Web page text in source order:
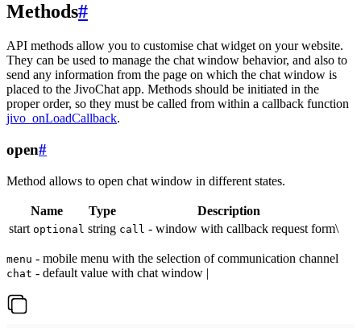
Methods#
API methods allow you to customise chat widget on your website.
They can be used to manage the chat window behavior, and also to
send any information from the page on which the chat window is
placed to the JivoChat app. Methods should be initiated in the
proper order, so they must be called from within a callback function
jivo_onLoadCallback.
open#
Method allows to open chat window in different states.
Name Type
Description
start optional string call - window with callback request form\
menu - mobile menu with the selection of communication channel
chat - default value with chat window |